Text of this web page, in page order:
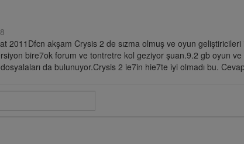
2011Dfcn akşam Crysis 2 de sızma olmuş ve oyun geliştiricileri
bire7ok forum ve tontretre kol geziyor şuan.9.2 gb oyun
da bulunuyor.Crysis 2 ie7in hie7te iyi olmadı bu.